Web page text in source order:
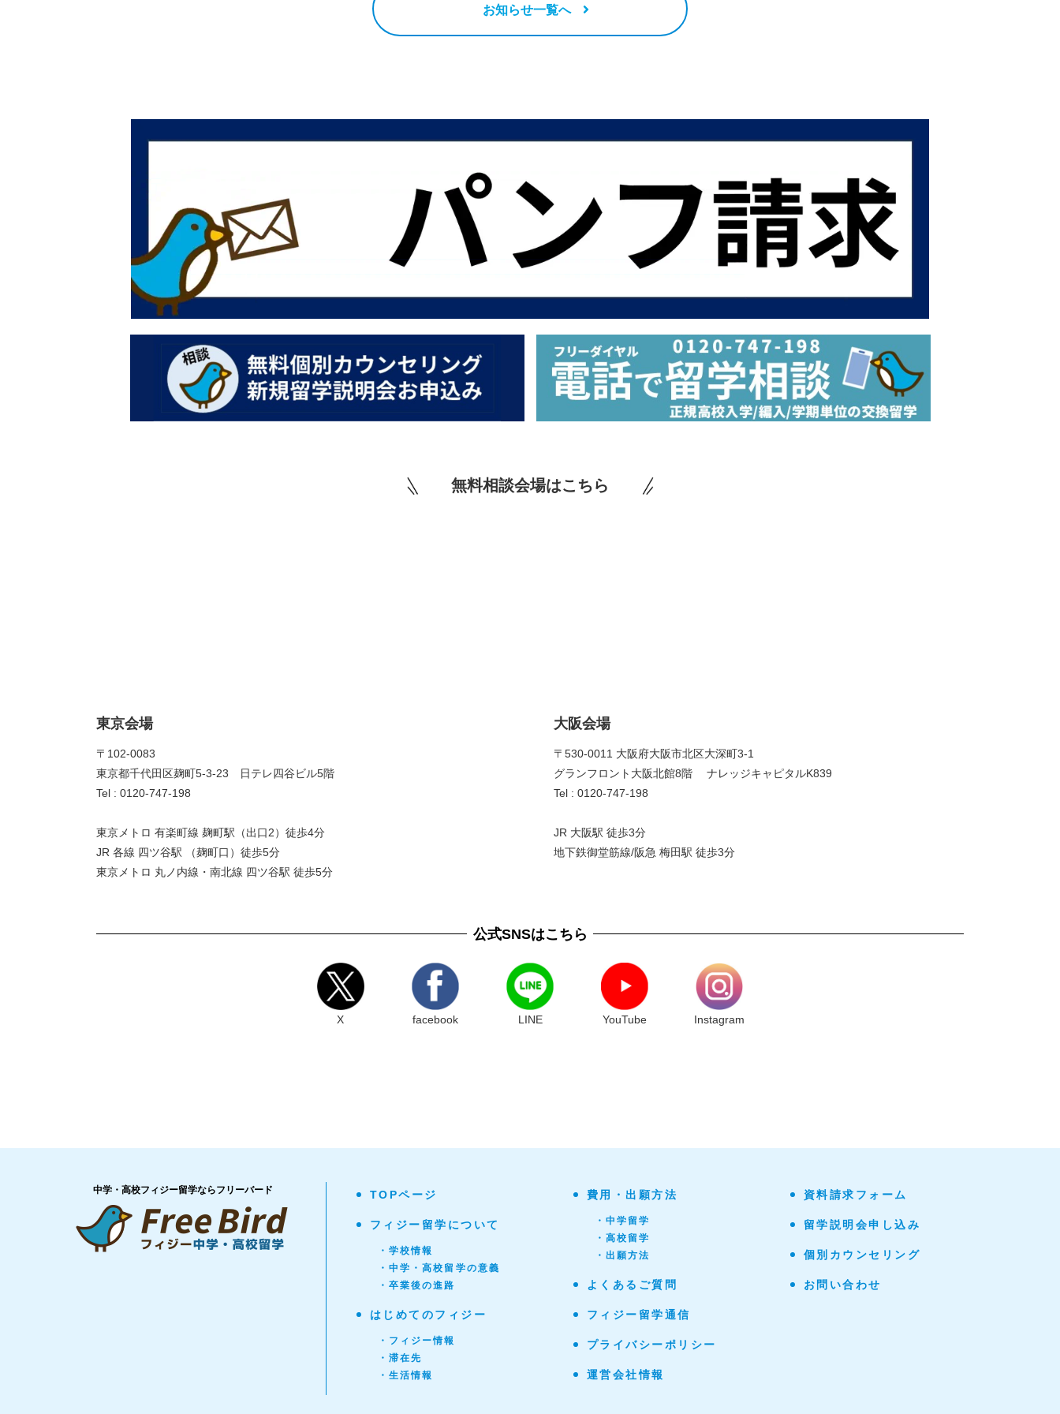
お知らせ一覧へ
無料相談会場はこちら
東京会場
〒102-0083
東京都千代田区麹町5-3-23 日テレ四谷ビル5階
Tel : 0120-747-198
東京メトロ 有楽町線 麹町駅（出口2）徒歩4分
JR 各線 四ツ谷駅 （麹町口）徒歩5分
東京メトロ 丸ノ内線・南北線 四ツ谷駅 徒歩5分
大阪会場
〒530-0011 大阪府大阪市北区大深町3-1
グランフロント大阪北館8階 ナレッジキャピタルK839
Tel : 0120-747-198
JR 大阪駅 徒歩3分
地下鉄御堂筋線/阪急 梅田駅 徒歩3分
公式SNSはこちら
X facebook LINE YouTube Instagram
中学・高校フィジー留学ならフリーバード TOPページ
フィジー留学について
・学校情報
・中学・高校留学の意義
・卒業後の進路
はじめてのフィジー
・フィジー情報
・滞在先
・生活情報
費用・出願方法
・中学留学
・高校留学
・出願方法
よくあるご質問
フィジー留学通信
プライバシーポリシー
運営会社情報
資料請求フォーム
留学説明会申し込み
個別カウンセリング
お問い合わせ